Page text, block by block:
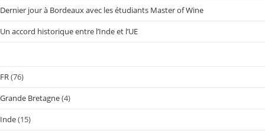
Dernier jour à Bordeaux avec les étudiants Master of Wine
Un accord historique entre l’Inde et l’UE
FR(76)
Grande Bretagne(4)
Inde(15)